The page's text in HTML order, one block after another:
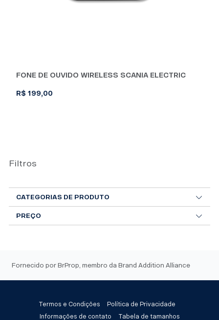
FONE DE OUVIDO WIRELESS SCANIA ELECTRIC
R$ 199,00
Filtros
CATEGORIAS DE PRODUTO
PREÇO
Fornecido por BrProp, membro da Brand Addition Alliance
Termos e Condições
Política de Privacidade
Informações de contato
Tabela de tamanhos